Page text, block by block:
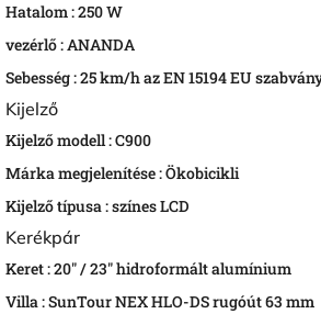
Hatalom :250 W
vezérlő :ANANDA
Sebesség :25 km/h az EN 15194 EU
Kijelző
Kijelző modell :C900
Márka megjelenítése :Ökobicikli
Kijelző típusa :színes LCD
Kerékpár
Keret :20" / 23" hidroformált alumínium
Villa :SunTour NEX HLO-DS rugóút 63 mm